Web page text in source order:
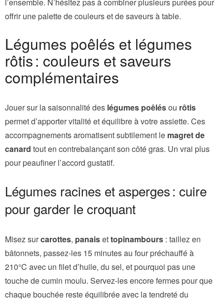
offrir une palette de couleurs et de saveurs à table.
Légumes poêlés et légumes
rôtis : couleurs et saveurs
complémentaires
Jouer sur la saisonnalité des légumes poêlésou rôtis
permet d’apporter vitalité et équilibre à votre assiette. Ces
accompagnements aromatisent subtilement le magret de
canard tout en contrebalançant son côté gras. Un vrai plus
pour peaufiner l’accord gustatif.
Légumes racines et asperges : cuire
pour garder le croquant
Misez surcarottes, panaisettopinambours : taillez en
bâtonnets, passez-les 15 minutes au four préchauffé à
210°C avec un filet d’huile, du sel, et pourquoi pas une
touche de cumin moulu. Servez-les encore fermes pour que
chaque bouchée reste équilibrée avec la tendreté du